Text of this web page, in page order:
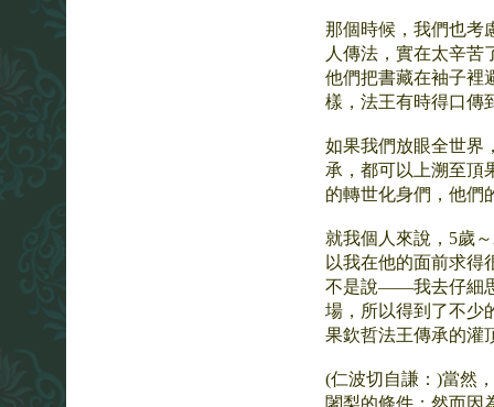
那個時候，我們也考
人傳法，實在太辛苦
他們把書藏在袖子裡
樣，法王有時得口傳
如果我們放眼全世界
承，都可以上溯至頂
的轉世化身們，他們
就我個人來說，5歲
以我在他的面前求得
不是說——我去仔細
場，所以得到了不少
果欽哲法王傳承的灌
(仁波切自謙：)當然
闍梨的條件；然而因